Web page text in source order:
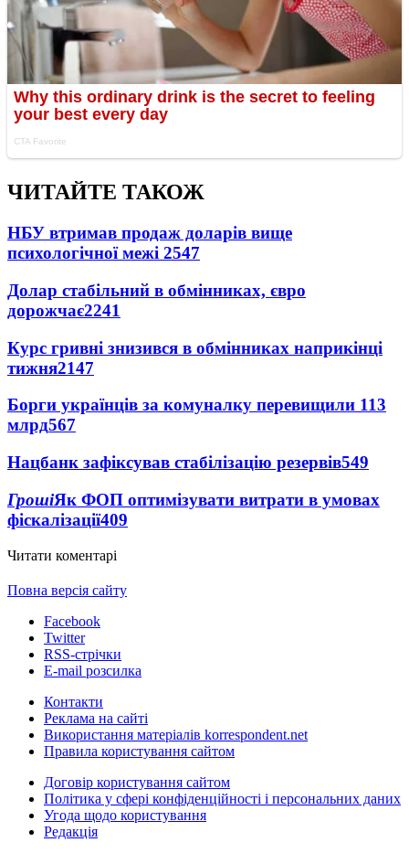
ЧИТАЙТЕ ТАКОЖ
НБУ втримав продаж доларів вище
психологічної межі 2547
Долар стабільний в обмінниках, євро
дорожчає2241
Курс гривні знизився в обмінниках наприкінці
тижня2147
Борги українців за комуналку перевищили 113
млрд567
Нацбанк зафіксував стабілізацію резервів549
ГрошіЯк ФОП оптимізувати витрати в умовах
фіскалізації409
Читати коментарі
Повна версія сайту
Facebook
Twitter
RSS-стрічки
E-mail розсилка
Контакти
Реклама на сайті
Використання матеріалів korrespondent.net
Правила користування сайтом
Договір користування сайтом
Політика у сфері конфіденційності і персональних даних
Угода щодо користування
Редакція